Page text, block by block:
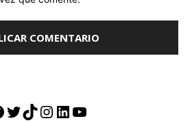
Twitter
TikTok
Instagram
LinkedIn
YouTube